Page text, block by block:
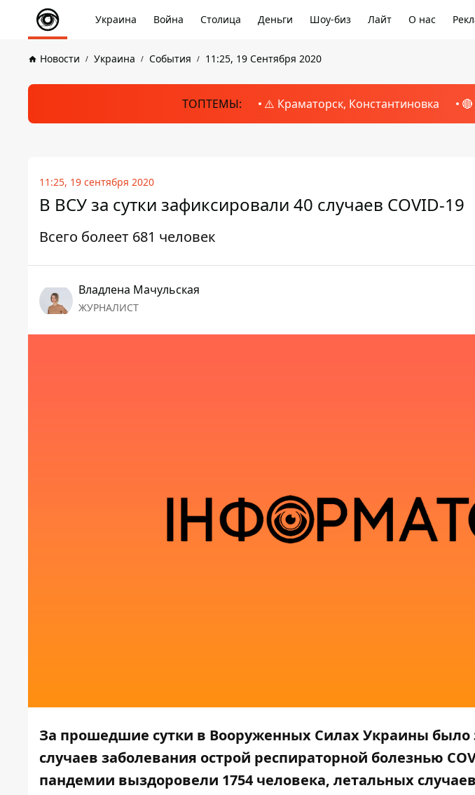
Украина Война Столица Деньги Шоу-биз Лайт О нас
Новости Украина События 11:25, 19 Сентября 2020
ТОПТЕМЫ: ⚠️ Краматорск, Константиновка
11:25, 19 сентября 2020
В ВСУ за сутки зафиксировали 40 случаев COVID-19
Всего болеет 681 человек
Владлена Мачульская
ЖУРНАЛИСТ
За прошедшие сутки в Вооруженных Силах Украины было
случаев заболевания острой респираторной болезнью
пандемии выздоровели 1754 человека, летальных случаев